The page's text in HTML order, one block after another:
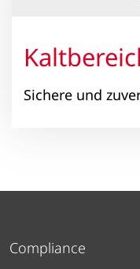
Sichere und
Compliance